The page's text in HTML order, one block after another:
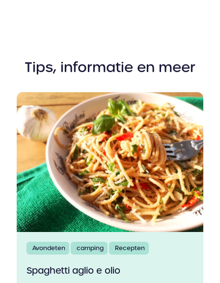
Tips, informatie en meer
Avondeten camping Recepten
Spaghetti aglio e olio